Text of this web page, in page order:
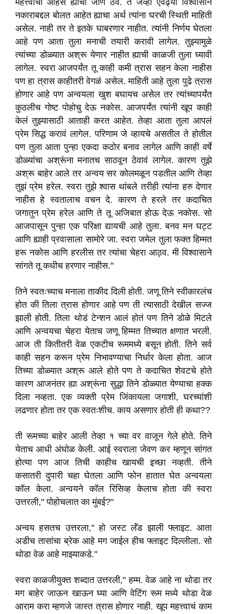
महत्त्वाची आहेस ह्याची जाण ठेव. ते जेव्हा एवढ्या विश्वासाने
नकाराबद्दल बोलत आहेत ह्याचा अर्थ त्यांना घरची स्थिती माहिती
असेल. नाही तर ते इतके घाबरणार नाहीत. त्यांनी निर्णय घेतला
आहे पण आता तुला मनाची तयारी करावी लागेल. तुझ्यामुळे
त्यांच्या डोळ्यात अश्रू येणार नाहीत ह्याची काळजी तुला घ्यावी
लागेल. स्वरा आजपर्यंत तू काही कमी त्रास सहन केला नाहीस
पण हा त्रास काहीतरी वेगळं असेल. माहिती आहे तुला पुढे त्रास
होणार आहे पण अन्वयला खुश बघायच असेल तर त्यांच्यापर्यंत
कुठलीच गोष्ट पोहोचु देऊ नकोस. आजपर्यंत त्यांनी खूप काही
केलं तुझ्यासाठी आताही करत आहेत. तेव्हा आता तुला आपलं
प्रेम सिद्ध करावं लागेल. परिणाम जे व्हायचे असतील ते होतील
पण तुला आता पुन्हा एकदा कठोर बनाव लागेल आणि काही वर्षे
डोळ्यांचा अश्रूंना मनातच साठवून ठेवावं लागेल. कारण तुझे
अश्रू बाहेर आले तर अन्वय सर कोलमळून पडतील आणि तेव्हा
तुझं प्रेम हरेल. स्वरा तुझे श्वास थांबले तरीही त्यांना हरु देणार
नाहीस हे स्वतालाच वचन दे. कारण ते हरले तर कदाचित
जगातुन प्रेम हरेल आणि ते तू अजिबात होऊ देऊ नकोस. सो
आजपासून पुन्हा एक परिक्षा द्यायची आहे तुला. बनव मन घट्ट
आणि ह्याही प्रवासाला सामोरे जा. स्वरा जमेल तुला फक्त हिम्मत
हरू नकोस आणि हरलीस तर त्यांचा चेहरा आठ्व. मी विश्वासाने
सांगते तू कधीच हरणार नाहीस."
तिने स्वतःच्याच मनाला ताकीद दिली होती. जणू तिने स्वीकारलंच
होत की तिला त्रास होणार आहे पण ती त्यासाठी देखील सज्ज
झाली होती. तिला थोडं टेन्शन आलं होतं पण तिने डोळे मिटले
आणि अन्वयचा चेहरा येताच जणू हिम्मत तिच्यात क्षणात भरली.
आज ती कितीतरी वेळ एकटीच रूममध्ये बसून होती. तिने सर्व
काही सहन करून प्रेम निभावण्याचा निर्धार केला होता. आज
तिच्या डोळ्यात अश्रू आले होते पण ते कदाचित शेवटचे होते
कारण आजनंतर ह्या अश्रूंना सुद्धा तिने डोळ्यात येण्याचा हक्क
दिला नव्हता. एक व्यक्ती प्रेम जिंकायला जगाशी, घरच्यांशी
लढणार होता तर एक स्वतःशीच. काय असणार होती ही कथा??
ती रूमच्या बाहेर आली तेव्हा १ च्या वर वाजून गेले होते. तिने
येताच आधी अंघोळ केली. आई स्वराला जेवण कर म्हणून सांगत
होत्या पण आज तिची काहीच खायची इच्छा नव्हती. तीने
कसातरी दुपारी चहा घेतला आणि फोन हातात घेत अन्वयला
कॉल केला. अन्वयने कॉल रिसिव्ह केलाच होता की स्वरा
उत्तरली," पोहोचलात का मुंबई?"
अन्वय हसतच उत्तरला," हो जस्ट लॅंड झाली फ्लाइट. आता
अडीच तासांचा ब्रेक आहे मग जाईल हीच फ्लाइट दिल्लीला. सो
थोडा वेळ आहे माझ्याकडे."
स्वरा काळजीयुक्त शब्दात उत्तरली," हम्म. वेळ आहे ना थोडा तर
मग बाहेर जाऊन खाऊन घ्या आणि वेटिंग रूम मध्ये थोडा वेळ
आराम करा म्हणजे जास्त त्रास होणार नाही. खूप महत्त्वाचं काम